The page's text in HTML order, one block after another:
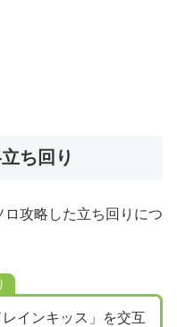
ち回り
攻略した立ち回りにつ
レインキッス」を交互